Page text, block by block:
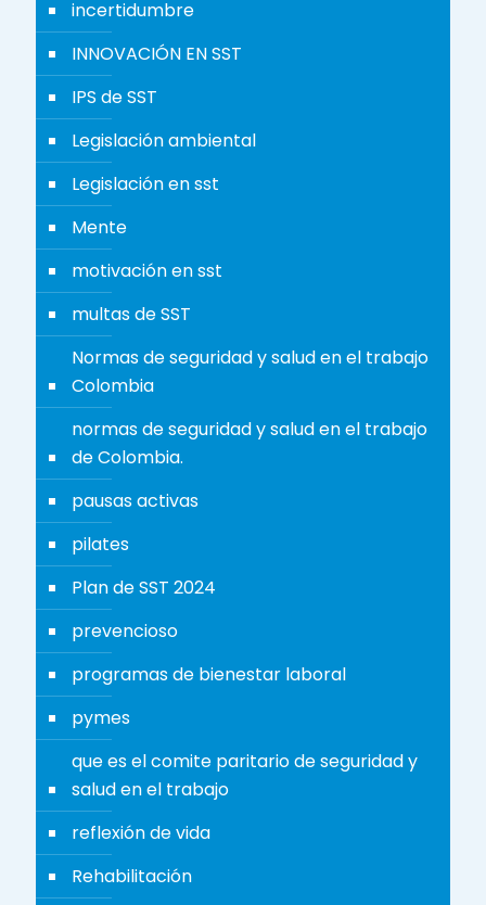
incertidumbre
INNOVACIÓN EN SST
IPS de SST
Legislación ambiental
Legislación en sst
Mente
motivación en sst
multas de SST
Normas de seguridad y salud en el trabajo
Colombia
normas de seguridad y salud en el trabajo
de Colombia.
pausas activas
pilates
Plan de SST 2024
prevencioso
programas de bienestar laboral
pymes
que es el comite paritario de seguridad y
salud en el trabajo
reflexión de vida
Rehabilitación